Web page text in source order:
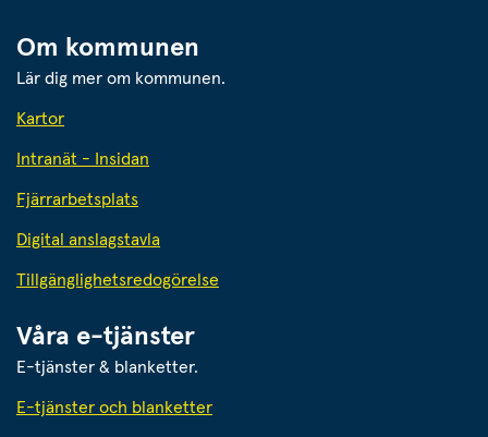
Om kommunen
Lär dig mer om kommunen.
Kartor
Intranät - Insidan
Fjärrarbetsplats
Digital anslagstavla
Tillgänglighetsredogörelse
Våra e-tjänster
E-tjänster & blanketter.
E-tjänster och blanketter